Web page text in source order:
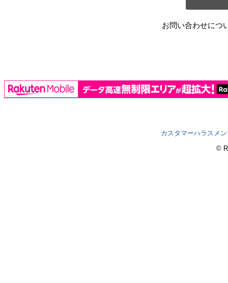
お問い合わせにつ
カスタマーハラスメ
©